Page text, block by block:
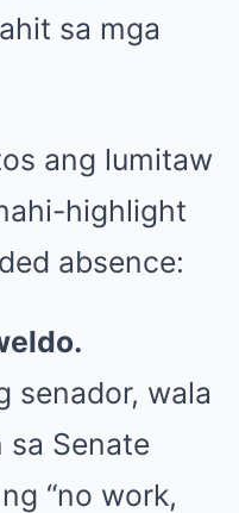
sa mga
ang lumitaw
highlight
absence:
senador, wala
sa Senate
“no work,